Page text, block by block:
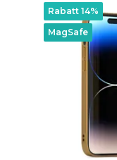
MagSafe
Rabatt 14%